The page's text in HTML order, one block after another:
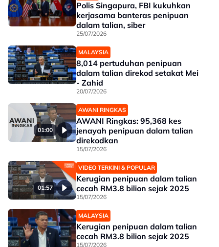
Polis Singapura, FBI kukuhkan
kerjasama banteras penipuan
dalam talian, siber
25/07/2026
MALAYSIA
8,014 pertuduhan penipuan
dalam talian direkod setakat Mei
- Zahid
20/07/2026
01:00
AWANI RINGKAS
AWANI Ringkas: 95,368 kes
jenayah penipuan dalam talian
direkodkan
15/07/2026
01:57
VIDEO TERKINI & POPULAR
Kerugian penipuan dalam talian
cecah RM3.8 bilion sejak 2025
15/07/2026
MALAYSIA
Kerugian penipuan dalam talian
cecah RM3.8 bilion sejak 2025
15/07/2026